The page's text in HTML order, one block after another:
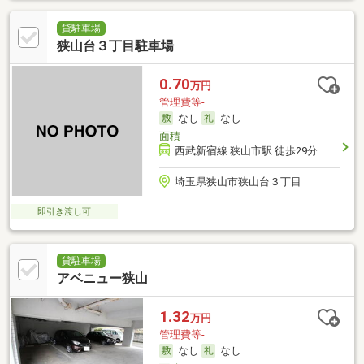
貸駐車場
狭山台３丁目駐車場
0.70万円
管理費等-
なし
なし
面積-
西武新宿線 狭山市駅 徒歩29分
埼玉県狭山市狭山台３丁目
即引き渡し可
貸駐車場
アベニュー狭山
1.32万円
管理費等-
なし
なし